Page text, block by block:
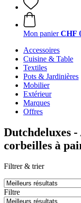
Mon panier CHF
Accessoires
Cuisine & Table
Textiles
Pots & Jardinières
Mobilier
Extérieur
Marques
Offres
Dutchdeluxes -
corbeilles à
Filtrer & trier
Filtre